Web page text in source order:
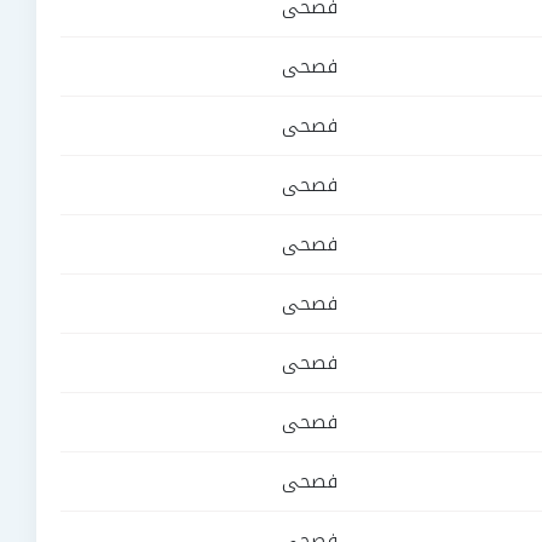
فصحى
فصحى
فصحى
فصحى
فصحى
فصحى
فصحى
فصحى